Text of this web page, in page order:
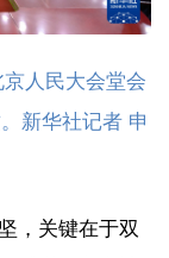
人民大会堂会
新华社记者 申
，关键在于双